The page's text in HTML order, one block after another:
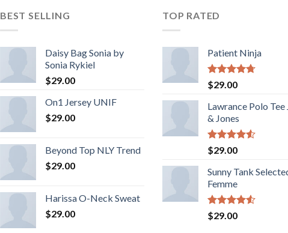
BEST SELLING
Daisy Bag Sonia by
Sonia Rykiel
$29.00
On1 Jersey UNIF
$29.00
Beyond Top NLY Trend
$29.00
Harissa O-Neck Sweat
$29.00
TOP RATED
Patient Ninja
Rated4.67
out of 5
$29.00
Lawrance Polo Tee
& Jones
Rated
4.50
of 5
$29.00
Sunny Tank
Femme
Rated
4.50
$29.00